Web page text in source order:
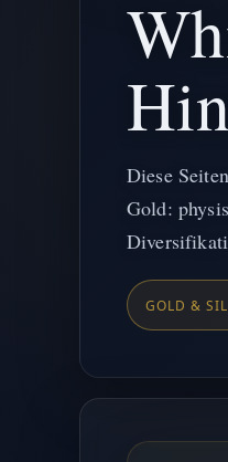
Diese
Gold:
GOLD &